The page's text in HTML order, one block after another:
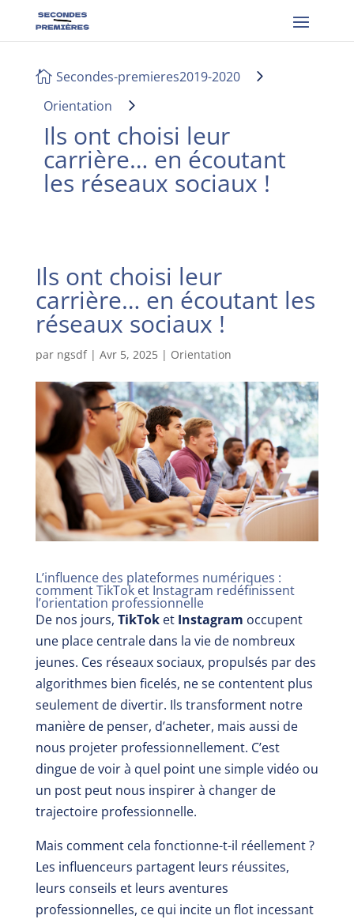
 Secondes-premieres2019-2020 5
Orientation 5
Ils ont choisi leur
carrière… en écoutant
les réseaux sociaux !
Ils ont choisi leur
carrière… en écoutant les
réseaux sociaux !
par ngsdf| Avr 5, 2025| Orientation
L’influence des plateformes numériques :
comment TikTok et Instagram redéfinissent
l’orientation professionnelle
De nos jours, TikToket Instagram occupent
une place centrale dans la vie de nombreux
jeunes. Ces réseaux sociaux, propulsés par des
algorithmes bien ficelés, ne se contentent plus
seulement de divertir. Ils transforment notre
manière de penser, d’acheter, mais aussi de
nous projeter professionnellement. C’est
dingue de voir à quel point une simple vidéo ou
un post peut nous inspirer à changer de
trajectoire professionnelle.
Mais comment cela fonctionne-t-il réellement ?
Les influenceurs partagent leurs réussites,
leurs conseils et leurs aventures
professionnelles, ce qui incite un flot incessant